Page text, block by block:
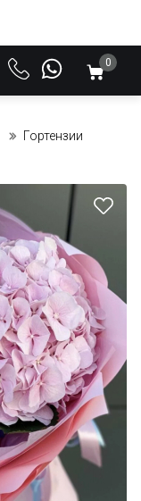
0
Гортензии